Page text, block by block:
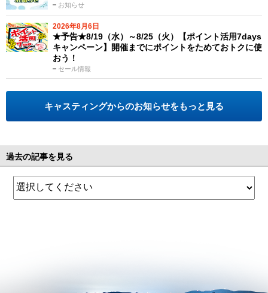
お知らせ
2026年8月6日
セール情報
★予告★8/19（水）～8/25（火）【ポイント活用7days
キャンペーン】開催までにポイントをためておトクに使
おう！
キャスティングからのお知らせをもっと見る
過去の記事を見る